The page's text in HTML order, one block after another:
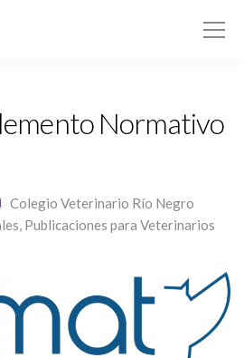
Normativo
Colegio Veterinario Río Negro
, Publicaciones para Veterinarios